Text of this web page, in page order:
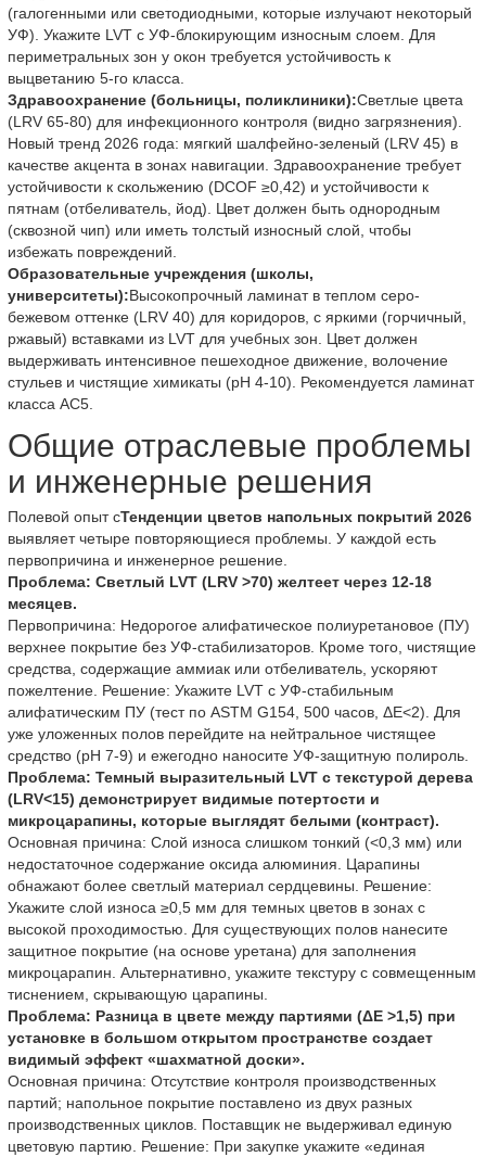
(галогенными или светодиодными, которые излучают некоторый
УФ). Укажите LVT с УФ-блокирующим износным слоем. Для
периметральных зон у окон требуется устойчивость к
выцветанию 5-го класса.
Здравоохранение (больницы, поликлиники):Светлые цвета
(LRV 65-80) для инфекционного контроля (видно загрязнения).
Новый тренд 2026 года: мягкий шалфейно-зеленый (LRV 45) в
качестве акцента в зонах навигации. Здравоохранение требует
устойчивости к скольжению (DCOF ≥0,42) и устойчивости к
пятнам (отбеливатель, йод). Цвет должен быть однородным
(сквозной чип) или иметь толстый износный слой, чтобы
избежать повреждений.
Образовательные учреждения (школы,
университеты):Высокопрочный ламинат в теплом серо-
бежевом оттенке (LRV 40) для коридоров, с яркими (горчичный,
ржавый) вставками из LVT для учебных зон. Цвет должен
выдерживать интенсивное пешеходное движение, волочение
стульев и чистящие химикаты (pH 4-10). Рекомендуется ламинат
класса AC5.
Общие отраслевые проблемы
и инженерные решения
Полевой опыт сТенденции цветов напольных покрытий 2026
выявляет четыре повторяющиеся проблемы. У каждой есть
первопричина и инженерное решение.
Проблема: Светлый LVT (LRV >70) желтеет через 12-18
месяцев.
Первопричина: Недорогое алифатическое полиуретановое (ПУ)
верхнее покрытие без УФ-стабилизаторов. Кроме того, чистящие
средства, содержащие аммиак или отбеливатель, ускоряют
пожелтение. Решение: Укажите LVT с УФ-стабильным
алифатическим ПУ (тест по ASTM G154, 500 часов, ΔE<2). Для
уже уложенных полов перейдите на нейтральное чистящее
средство (pH 7-9) и ежегодно наносите УФ-защитную полироль.
Проблема: Темный выразительный LVT с текстурой дерева
(LRV<15) демонстрирует видимые потертости и
микроцарапины, которые выглядят белыми (контраст).
Основная причина: Слой износа слишком тонкий (<0,3 мм) или
недостаточное содержание оксида алюминия. Царапины
обнажают более светлый материал сердцевины. Решение:
Укажите слой износа ≥0,5 мм для темных цветов в зонах с
высокой проходимостью. Для существующих полов нанесите
защитное покрытие (на основе уретана) для заполнения
микроцарапин. Альтернативно, укажите текстуру с совмещенным
тиснением, скрывающую царапины.
Проблема: Разница в цвете между партиями (ΔE >1,5) при
установке в большом открытом пространстве создает
видимый эффект «шахматной доски».
Основная причина: Отсутствие контроля производственных
партий; напольное покрытие поставлено из двух разных
производственных циклов. Поставщик не выдерживал единую
цветовую партию. Решение: При закупке укажите «единая